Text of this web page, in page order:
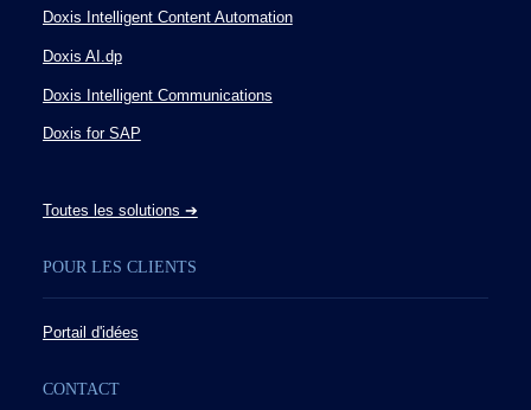
Doxis Intelligent Content Automation
Doxis AI.dp
Doxis Intelligent Communications
Doxis for SAP
Toutes les solutions ➔
POUR LES CLIENTS
Portail d'idées
CONTACT